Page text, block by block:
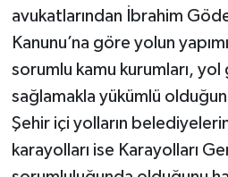
avukatlarından İbrahim
Kanunu’na göre yolun
sorumlu kamu kurumları, yol
sağlamakla yükümlü
Şehir içi yolların
karayolları ise Karayolları